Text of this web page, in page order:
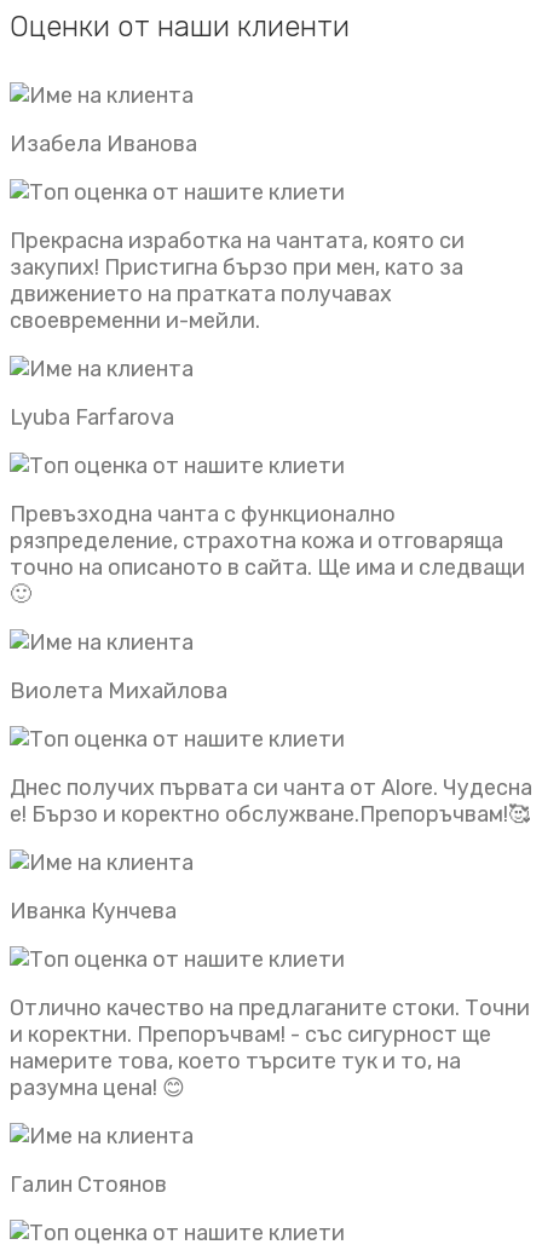
Оценки от наши клиенти
Изабела Иванова
Прекрасна изработка на чантата, която си
закупих! Пристигна бързо при мен, като за
движението на пратката получавах
своевременни и-мейли.
Lyuba Farfarova
Превъзходна чанта с функционално
рязпределение, страхотна кожа и отговаряща
точно на описаното в сайта. Ще има и следващи
🙂
Виолета Михайлова
Днес получих първата си чанта от Alore. Чудесна
е! Бързо и коректно обслужване.Препоръчвам!🥰
Иванка Кунчева
Отлично качество на предлаганите стоки. Точни
и коректни. Препоръчвам! - със сигурност ще
намерите това, което търсите тук и то, на
разумна цена! 😊
Галин Стоянов